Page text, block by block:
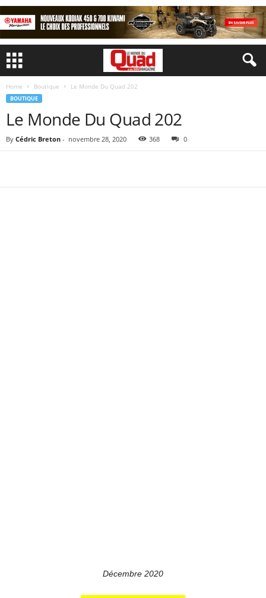
Home Boutique Le Monde Du Quad 202
BOUTIQUE
Le Monde Du Quad 202
By Cédric Breton - novembre 28, 2020 368 0
Décembre 2020